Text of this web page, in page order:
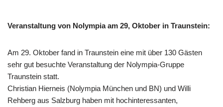
Veranstaltung von Nolympia am 29, Oktober in Traunstein:
Am 29. Oktober fand in Traunstein eine mit über 130 Gästen
sehr gut besuchte Veranstaltung der Nolympia-Gruppe
Traunstein statt.
Christian Hierneis (Nolympia München und BN) und Willi
Rehberg aus Salzburg haben mit hochinteressanten,